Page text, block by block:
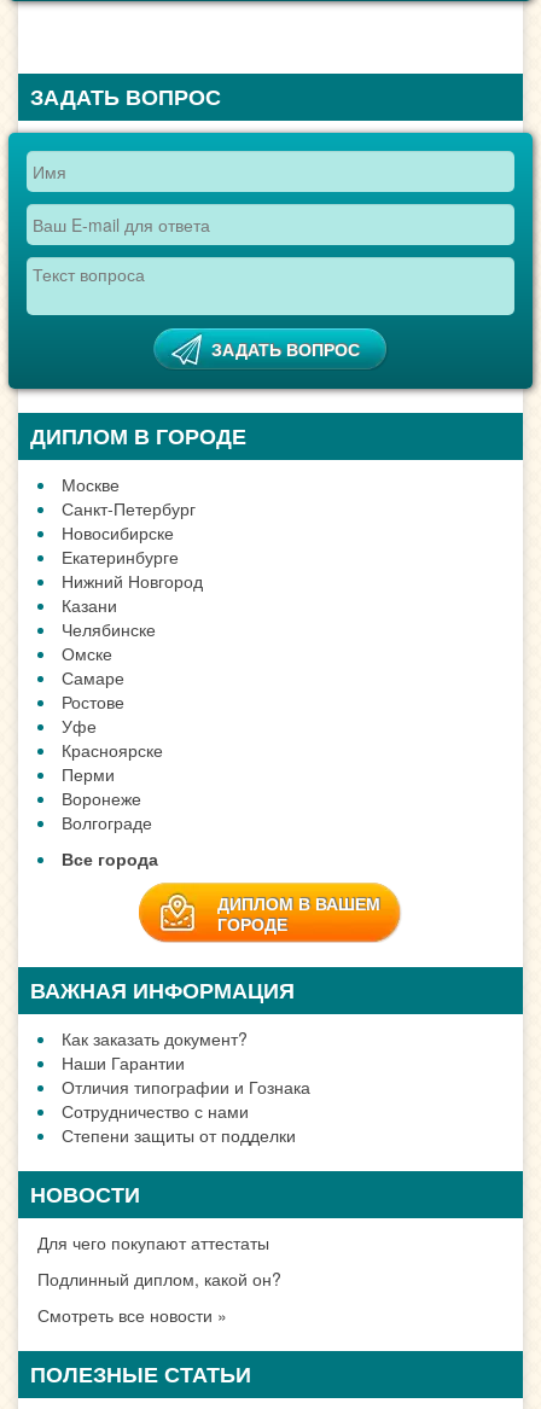
ЗАДАТЬ ВОПРОС
ДИПЛОМ В ГОРОДЕ
Москве
Санкт-Петербург
Новосибирске
Екатеринбурге
Нижний Новгород
Казани
Челябинске
Омске
Самаре
Ростове
Уфе
Красноярске
Перми
Воронеже
Волгограде
Все города
ДИПЛОМ В ВАШЕМ
ГОРОДЕ
ВАЖНАЯ ИНФОРМАЦИЯ
Как заказать документ?
Наши Гарантии
Отличия типографии и Гознака
Сотрудничество с нами
Степени защиты от подделки
НОВОСТИ
Для чего покупают аттестаты
Подлинный диплом, какой он?
Смотреть все новости »
ПОЛЕЗНЫЕ СТАТЬИ